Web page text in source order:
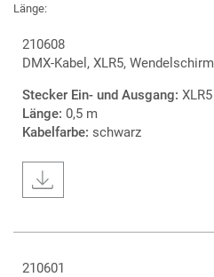
Länge:
210608
DMX-Kabel, XLR5, Wendelschirm
Stecker Ein- und Ausgang: XLR5
Länge: 0,5 m
Kabelfarbe: schwarz
210601